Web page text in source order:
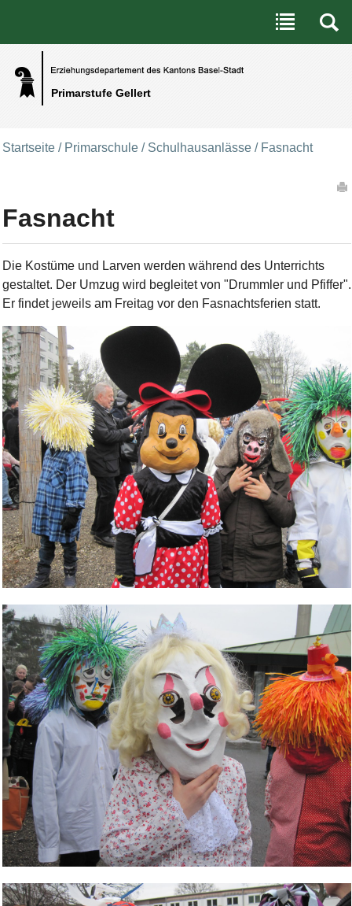
Primarstufe Gellert
Benutzerspezifische Werkzeuge
Direkt zum Inhalt|Direkt zur Navigation
Startseite / Primarschule / Schulhausanlässe / Fasnacht
Fasnacht
Die Kostüme und Larven werden während des Unterrichts
gestaltet. Der Umzug wird begleitet von "Drummler und Pfiffer".
Er findet jeweils am Freitag vor den Fasnachtsferien statt.